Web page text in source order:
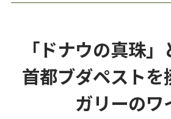
「ドナウの真珠
首都ブダペストを
ガリーのワ